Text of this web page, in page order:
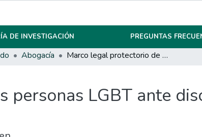
DE INVESTIGACIÓN PREGUNTAS
Abogacía Marco legal protectorio de las personas LGBT ante discriminación laboral.
LGBT ante